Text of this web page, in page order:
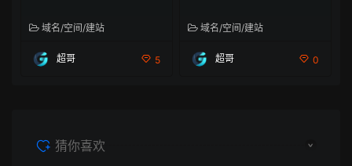
域名/空间/建站
超哥 5
域名/空间/建站
超哥 0
猜你喜欢